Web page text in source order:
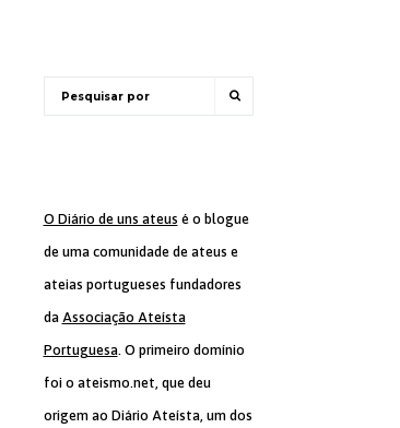
O Diário de uns ateus é o blogue
de uma comunidade de ateus e
ateias portugueses fundadores
da Associação Ateísta
Portuguesa. O primeiro domínio
foi o ateismo.net, que deu
origem ao Diário Ateísta, um dos